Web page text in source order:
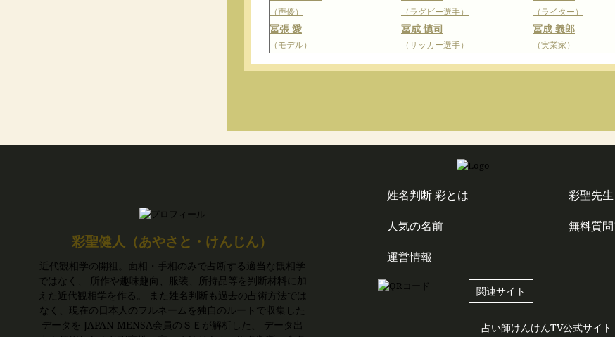
（声優） （ラグビー選手） （ライター）
冨張 愛
（モデル）
冨成 慎司
（サッカー選手）
冨成 義郎
（実業家）
彩聖健人（あやさと・けんじん）
近代観相学の開祖。面相・手相のみで占断する適当な観相学
ではなく、 所作や趣味趣向、服装、所持品等を判断材料に加
えた近代観相学を作る。 また姓名判断も過去の占術方法では
なく、現在の日本人のフルネームを独自のルートで収集した
データを JAPAN MENSA会員のＳＥが解析した、 データ出
姓名判断 彩とは 彩聖先生
人気の名前
無料質
運営情報
関連サイト
占い師けんけんTV公式サイト